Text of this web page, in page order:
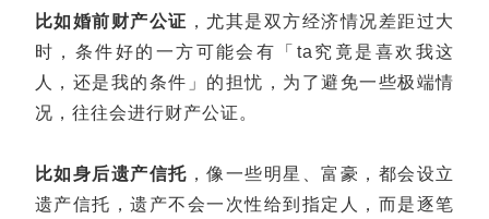
比如婚前财产公证 ，尤其是双方经济情况差距过大
时，条件好的一方可能会有「ta究竟是喜欢我这
人，还是我的条件」的担忧，为了避免一些极端情
况，往往会进行财产公证。
比如身后遗产信托 ，像一些明星、富豪，都会设立
遗产信托，遗产不会一次性给到指定人，而是逐笔